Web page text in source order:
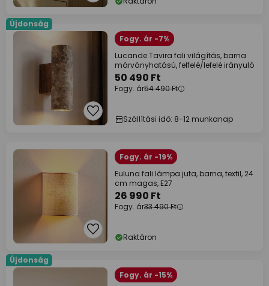
Újdonság
Fogy. ár -7%
Lucande Tavira fali világítás, barna
márványhatású, felfelé/lefelé irányuló
50 490 Ft
Fogy. ár54 490 Ft
Szállítási idő: 8-12 munkanap
Fogy. ár -19%
Euluna fali lámpa juta, barna, textil, 24
cm magas, E27
26 990 Ft
Fogy. ár33 490 Ft
Raktáron
Újdonság
Fogy. ár -15%